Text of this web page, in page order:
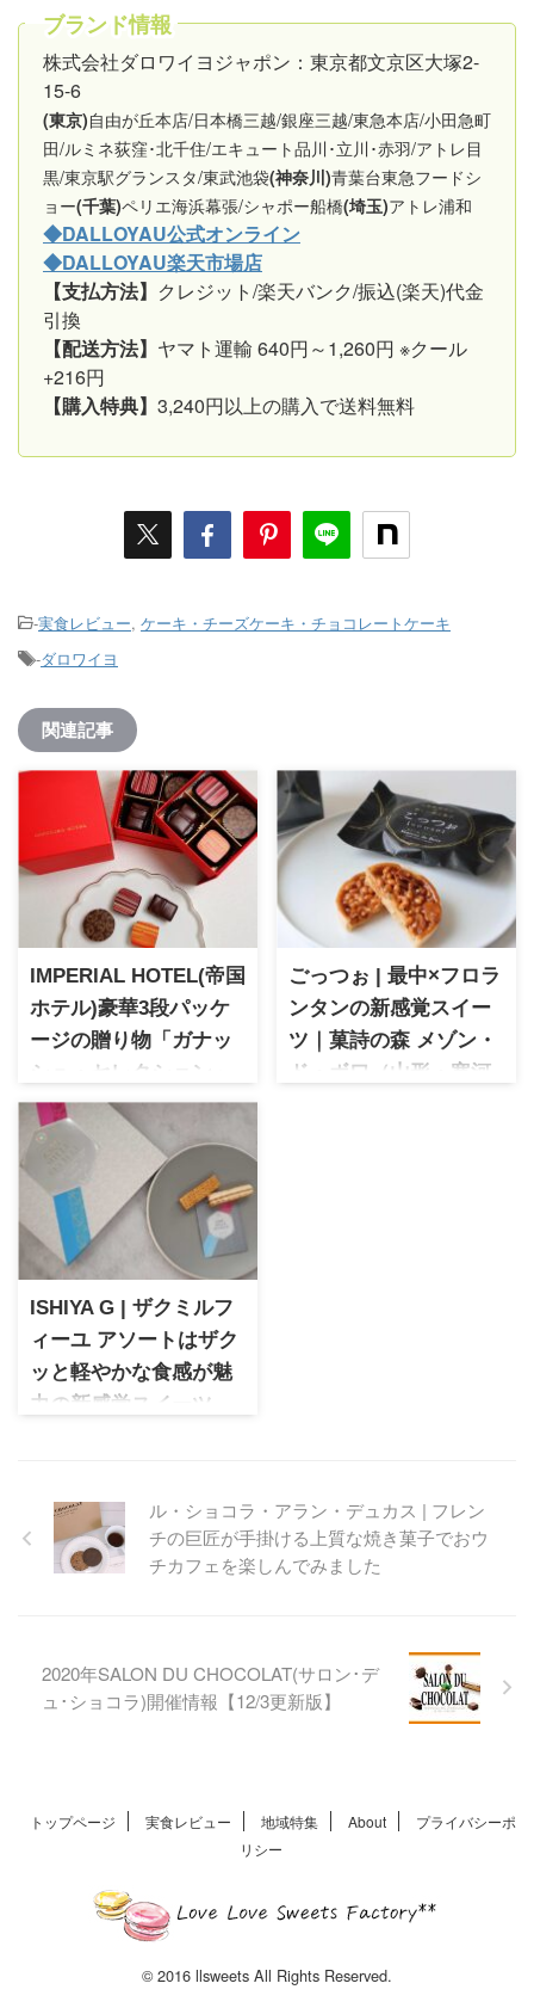
ブランド情報
株式会社ダロワイヨジャポン：東京都文京区大塚2-
15-6
(東京)自由が丘本店/日本橋三越/銀座三越/東急本店/小田急町
田/ルミネ荻窪･北千住/エキュート品川･立川･赤羽/アトレ目
黒/東京駅グランスタ/東武池袋(神奈川)青葉台東急フードシ
ョー(千葉)ペリエ海浜幕張/シャポー船橋(埼玉)アトレ浦和
◆DALLOYAU公式オンライン
◆DALLOYAU楽天市場店
【支払方法】 クレジット/楽天バンク/振込(楽天)代金
引換
【配送方法】 ヤマト運輸 640円～1,260円 ※クール
+216円
【購入特典】 3,240円以上の購入で送料無料
-実食レビュー, ケーキ・チーズケーキ・チョコレートケーキ
-ダロワイヨ
関連記事
IMPERIAL HOTEL(帝国
ホテル)豪華3段パッケ
ージの贈り物「ガナッ
シュ・セレクション」
日本屈指の高級ホテルである
「帝国ホテル」の2022年バレ
ンタイン＆ホワイトデーコレ
クション。真っ赤な可愛らし
いBOXの中には一口サイズの4
種類のショコラ。豪華な3段仕
様で見た目も素敵な限定ショ
コラです
ごっつぉ | 最中×フロラ
ンタンの新感覚スイー
ツ｜菓詩の森 メゾン・
ド・ボワ（山形・寒河
ISHIYA G | ザクミルフ
ィーユ アソートはザク
ッと軽やかな食感が魅
力の新感覚スイーツ
白い恋人のチョコレートを使
用した上品な味わいが魅力で
す。ギフトにも人気の新感覚
ル・ショコラ・アラン・デュカス | フレン
チの巨匠が手掛ける上質な焼き菓子でおウ
チカフェを楽しんでみました
2020年SALON DU CHOCOLAT(サロン･デ
ュ･ショコラ)開催情報【12/3更新版】
トップページ 実食レビュー 地域特集 About
プライバシーポ
リシー
© 2016 llsweets All Rights Reserved.